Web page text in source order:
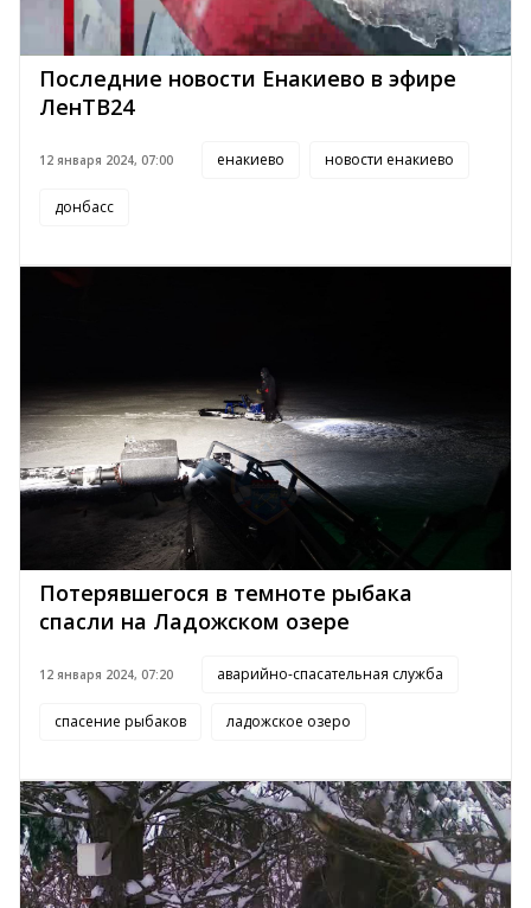
Последние новости Енакиево в эфире
ЛенТВ24
12 января 2024, 07:00 енакиево новости енакиево
донбасс
Потерявшегося в темноте рыбака
спасли на Ладожском озере
12 января 2024, 07:20 аварийно-спасательная служба
спасение рыбаков ладожское озеро